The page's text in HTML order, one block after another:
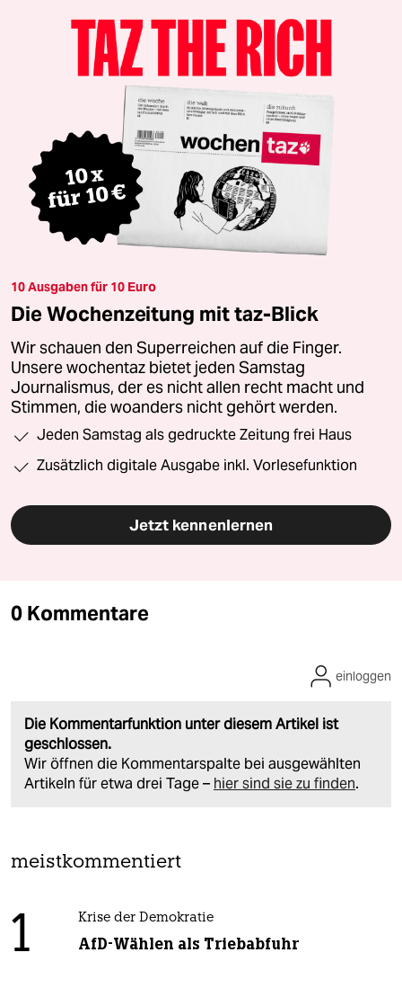
10 Ausgaben für 10 Euro
Die Wochenzeitung mit taz-Blick
Wir schauen den Superreichen auf die Finger.
Unsere wochentaz bietet jeden Samstag
Journalismus, der es nicht allen recht macht und
Stimmen, die woanders nicht gehört werden.
Jeden Samstag als gedruckte Zeitung frei Haus
Zusätzlich digitale Ausgabe inkl. Vorlesefunktion
Jetzt kennenlernen
0 Kommentare
Die Kommentarfunktion unter diesem Artikel ist
geschlossen.
Wir öffnen die Kommentarspalte bei ausgewählten
Artikeln für etwa drei Tage – hier sind sie zu finden.
einloggen
meistkommentiert
1 Krise der Demokratie
AfD-Wählen als Triebabfuhr